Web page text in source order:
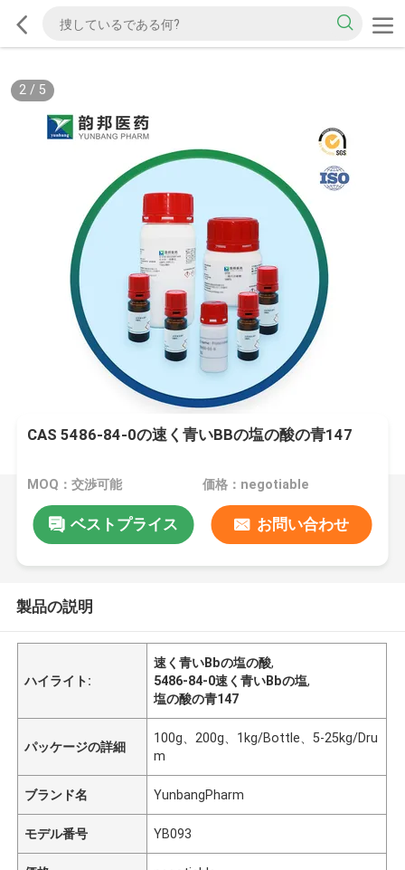
2/ 5
CAS 5486-84-0の速く青いBBの塩の酸の青147
MOQ：交渉可能 価格：negotiable
ベストプライス お問い合わせ
製品の説明
ハイライト:
速く青いBbの塩の酸,
5486-84-0速く青いBbの塩,
塩の酸の青147
パッケージの詳細
100g、200g、1kg/Bottle、5-25kg/Dru
m
ブランド名 YunbangPharm
モデル番号 YB093